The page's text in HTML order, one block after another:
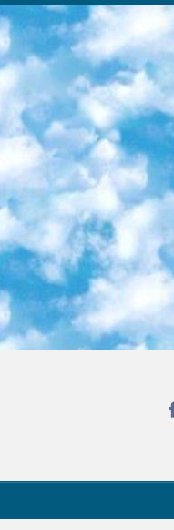
и объединённые общими темами. Среди них, к примеру, есть серии «Биоинформатика и геномика», «Культура средневековой Скандинавии» и Cinema Studies о теории кино. Каждая подборка лекций — логически связанная история, рассказанная экспертом от первого лица. Кроме того, на сайте появляются научно-образовательные статьи и тесты на разные темы. 7. «Newочём» Команда проекта «Newочём» отбирает самые интересные тексты из англоязычных СМИ и переводит те из них, за которые голосуют участники сообщества «ВКонтакте». По большей части это научно-популярные статьи. Редакторы придумывают лишь заголовки, в остальном содержание переводов соответствует оригиналам. Полные тексты можно читать прямо в социальной сети. 8. InternetUrok Онлайн-база материалов по основным дисциплинам школьной программы. Информация на сайте структурирована по классам, предметам и темам (урокам). Каждый урок состоит из видеолекций и конспектов. Есть также интерактивные тренажёры и тесты для закрепления пройденного материала. Даже если вы давно окончили школу, возможность повторить программу старших классов всегда может пригодиться. 9. Edutainme Ещё один ресурс об образовании. В отличие от Newtonew, как мне кажется, Edutainme больше ориентируется на представителей индустрии: педагогов, предпринимателей, разработчиков образовательных проектов. Но и любой, кто просто стремится к саморазвитию, найдёт на сайте много полезного и интересного для себя. Например, информацию о новых курсах и образовательных сервисах. 10. Newtonew Онлайн-медиа об образовании и обучении в широком смысле. Авторы Newtonew пишут об инструментах, заведениях, тактиках и стратегиях, которые помогают учить других и получать новые знания самостоятельно. На этой площадке вы найдёте новости, обзоры, аналитические мат